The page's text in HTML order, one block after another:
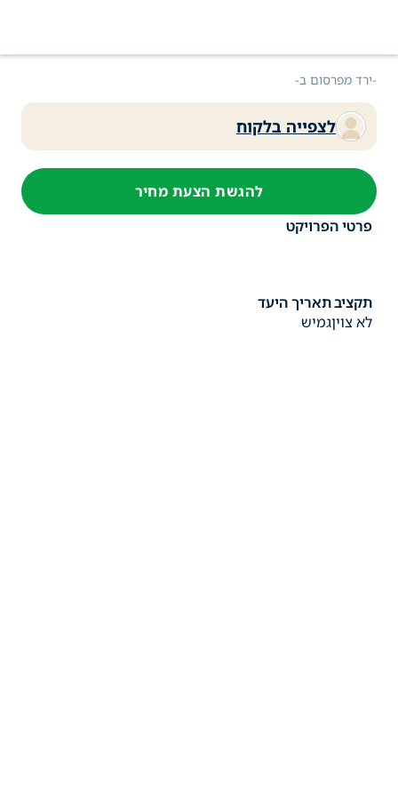
-ירד מפרסום ב-
לצפייה בלקוח
להגשת הצעת מחיר
פרטי הפרויקט
תקציב
לא צוין
תאריך היעד
גמיש